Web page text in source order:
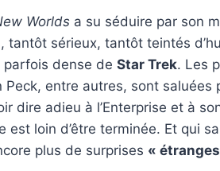
Worlds a su séduire par son
tantôt sérieux, tantôt teintés
parfois dense de Star Trek. Les
Peck, entre autres, sont
dire adieu à l’Enterprise et à
est loin d’être terminée. Et qui
plus de surprises «